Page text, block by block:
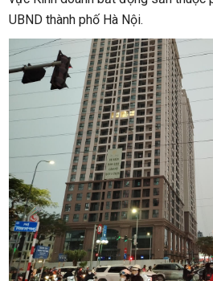
UBND thành phố Hà Nội.